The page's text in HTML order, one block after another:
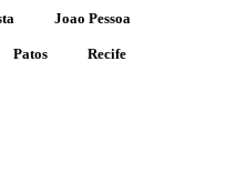
Joao Pessoa
Patos Recife